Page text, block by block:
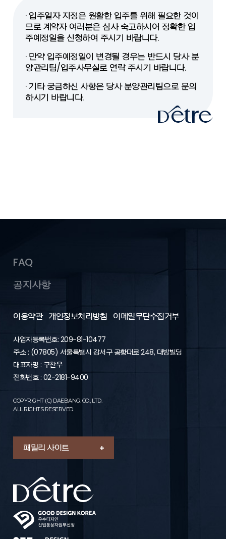
· 입주일자 지정은 원활한 입주를 위해 필요한 것이
므로 계약자 여러분은 심사 숙고하시어 정확한 입
주예정일을 신청하여 주시기 바랍니다.
· 만약 입주예정일이 변경될 경우는 반드시 당사 분
양관리팀/입주사무실로 연락 주시기 바랍니다.
· 기타 궁금하신 사항은 당사 분양관리팀으로 문의
하시기 바랍니다.
FAQ
공지사항
이용약관 개인정보처리방침 이메일무단수집거부
사업자등록번호: 209-81-10477
주소 : (07805) 서울특별시 강서구 공항대로 248, 대방빌딩
대표자명 : 구찬우
전화번호 : 02-2181-9400
COPYRIGHT (C) DAEBANG. CO., LTD.
ALL RIGHTS RESERVED.
패밀리 사이트